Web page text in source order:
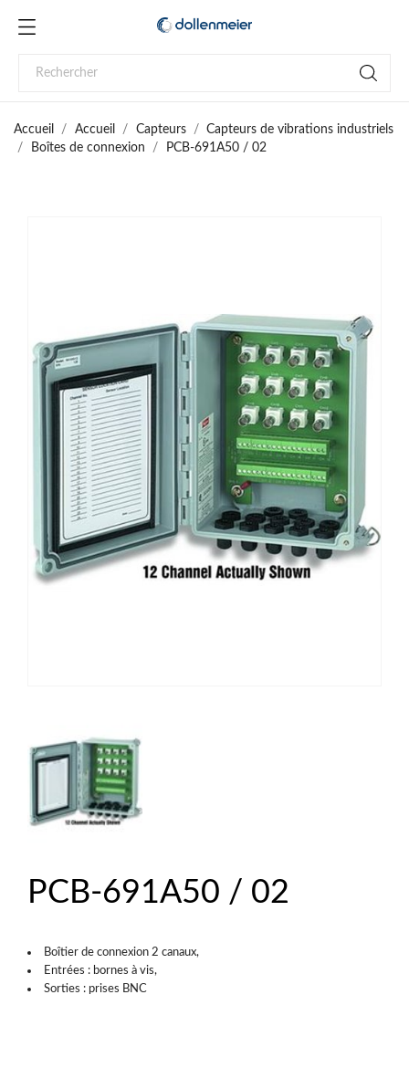
Accueil Accueil Capteurs
Capteurs de vibrations industriels
Boîtes de connexion
PCB-691A50 / 02
PCB-691A50 / 02
Boîtier de connexion 2 canaux,
Entrées : bornes à vis,
Sorties : prises BNC